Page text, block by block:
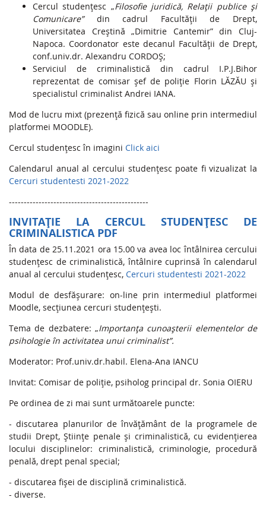
Cercul studențesc „Filosofie juridică, Relații publice și
Comunicare”din cadrul Facultății de Drept,
Universitatea Creștină „Dimitrie Cantemir” din Cluj-
Napoca. Coordonator este decanul Facultății de Drept,
conf.univ.dr. Alexandru CORDOȘ;
Serviciul de criminalistică din cadrul I.P.J.Bihor
reprezentat de comisar șef de poliție Florin LĂZĂU și
specialistul criminalist Andrei IANA.
Mod de lucru mixt (prezență fizică sau online prin intermediul
platformei MOODLE).
Cercul studențesc în imagini Click aici
Calendarul anual al cercului studențesc poate fi vizualizat la
Cercuri studentesti 2021-2022
-----------------------------------------------
INVITAȚIE LA CERCUL STUDENȚESC DE
CRIMINALISTICA PDF
În data de 25.11.2021 ora 15.00 va avea loc întâlnirea cercului
studențesc de criminalistică, întâlnire cuprinsă în calendarul
anual al cercului studențesc, Cercuri studentesti 2021-2022
Modul de desfășurare: on-line prin intermediul platformei
Moodle, secțiunea cercuri studențești.
Tema de dezbatere: „Importanța cunoașterii elementelor de
psihologie în activitatea unui criminalist”.
Moderator: Prof.univ.dr.habil. Elena-Ana IANCU
Invitat: Comisar de poliție, psiholog principal dr. Sonia OIERU
Pe ordinea de zi mai sunt următoarele puncte:
- discutarea planurilor de învățământ de la programele de
studii Drept, Științe penale și criminalistică, cu evidențierea
locului disciplinelor: criminalistică, criminologie, procedură
penală, drept penal special;
- discutarea fișei de disciplină criminalistică.
- diverse.